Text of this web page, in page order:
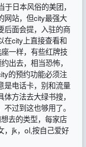
日本风俗的美团，
网站，但city最强大
后面会提，入驻的商
在city上直接查看和
一样，有些红牌技
出去，相当恐怖，
的预约功能必须注
是电话卡，别和流量
方法去大绿书搜，
过到这也够用了。
去的类型，每家店
，jk，ol,按自己爱好